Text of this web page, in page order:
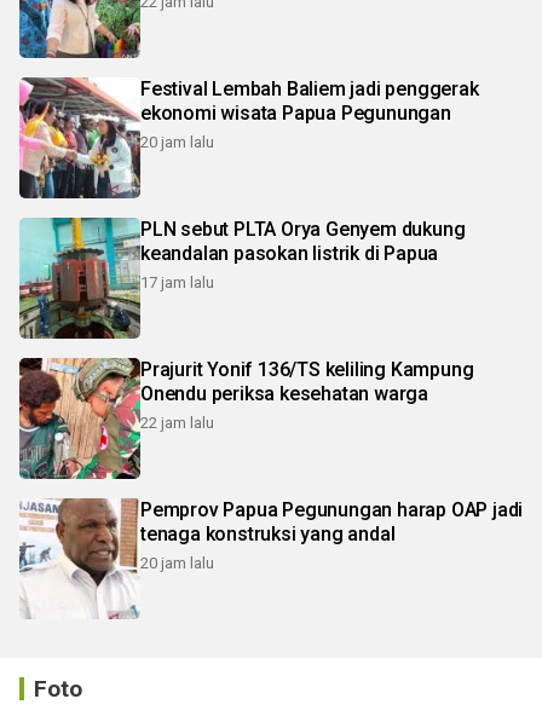
Festival Lembah Baliem jadi penggerak
ekonomi wisata Papua Pegunungan
20 jam lalu
PLN sebut PLTA Orya Genyem dukung
keandalan pasokan listrik di Papua
17 jam lalu
Prajurit Yonif 136/TS keliling Kampung
Onendu periksa kesehatan warga
22 jam lalu
Pemprov Papua Pegunungan harap OAP jadi
tenaga konstruksi yang andal
20 jam lalu
Foto